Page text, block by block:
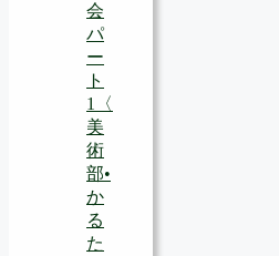
会
パ
ー
ト
1〈
美
術
部•
か
る
た